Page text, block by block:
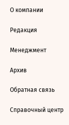
О компании
Редакция
Менеджмент
Архив
Обратная связь
Справочный центр